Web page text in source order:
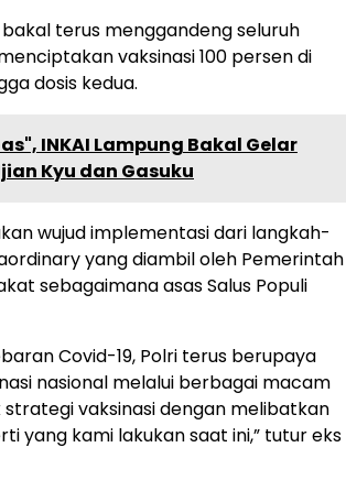
bakal terus menggandeng seluruh
vaksinasi 100 persen di
dosis kedua.
INKAI Lampung Bakal Gelar
Kyu dan Gasuku
wujud implementasi dari langkah-
yang diambil oleh Pemerintah
sebagaimana asas Salus Populi
Covid-19, Polri terus berupaya
nasional melalui berbagai macam
vaksinasi dengan melibatkan
yang kami lakukan saat ini,” tutur eks